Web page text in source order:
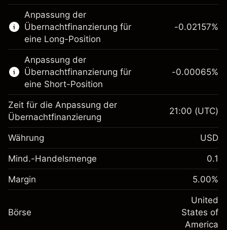
Dieser Finanzmarkt steht für das CFD-
Trading zur Verfügung.
Erfahren Sie mehr über:
CFDs
Anpassung der
Übernachtfinanzierung für
eine Long-Position
Margin. Ihre Investition
$1,000.00
Anpassung der
Übernachtfinanzierung
fremdfinanzierten
(-$4.31)
~$20,000.00
-0.02157%
Anpassung der
Übernachtfinanzierung für
eine Short-Position
Margin. Ihre Investition
$1,000.00
Anpassung der
-0.000654
%
(-$0.13)
-0.00065%
Zeit für die Anpassung der
Übernachtfinanzierung
21:00 (UTC)
Währung USD
Mind.-Handelsmenge 0.1
Margin 5.00%
Börse
United
States of
America